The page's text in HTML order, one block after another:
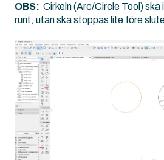
OBS: Cirkeln (Arc/Circle Tool) ska
runt, utan ska stoppas lite före